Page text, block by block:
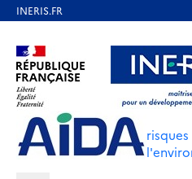
contenu
principal
Aller au contenu
Aller au pied de page